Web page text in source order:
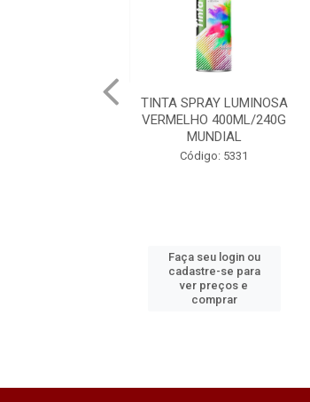
TINTA SPRAY LUMINOSA
VERMELHO 400ML/240G
MUNDIAL
Código: 5331
Faça seu login ou
cadastre-se para
ver preços e
comprar